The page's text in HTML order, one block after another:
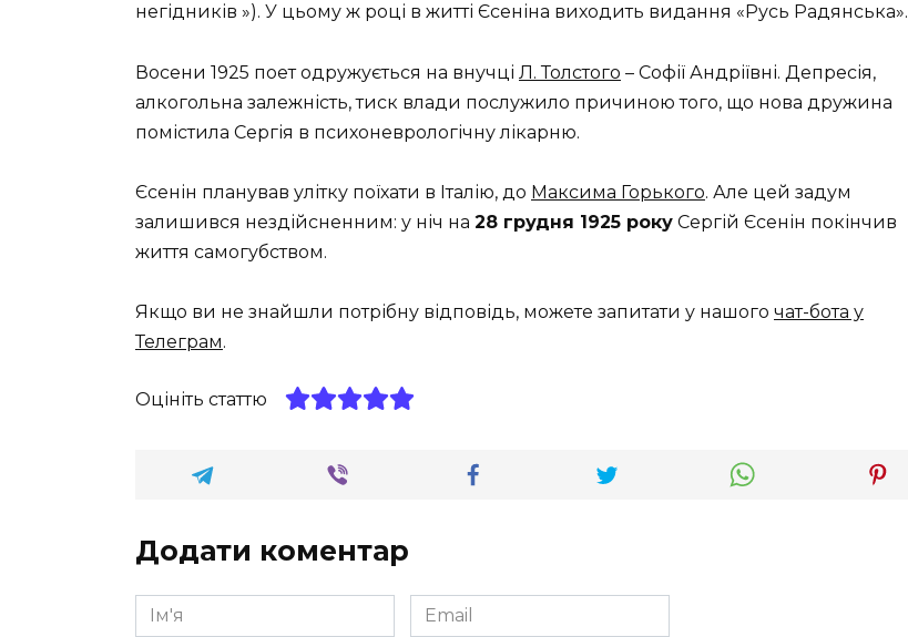
негідників »). У цьому ж році в житті Єсеніна виходить видання «Русь Радянська».
Восени 1925 поет одружується на внучці Л. Толстого – Софії Андріївні. Депресія,
алкогольна залежність, тиск влади послужило причиною того, що нова дружина
помістила Сергія в психоневрологічну лікарню.
Єсенін планував улітку поїхати в Італію, до Максима Горького. Але цей задум
залишився нездійсненним: у ніч на 28 грудня 1925 року Сергій Єсенін покінчив
життя самогубством.
Якщо ви не знайшли потрібну відповідь, можете запитати у нашого чат-бота у
Телеграм.
Оцініть статтю
Додати коментар
Ім'я
Email